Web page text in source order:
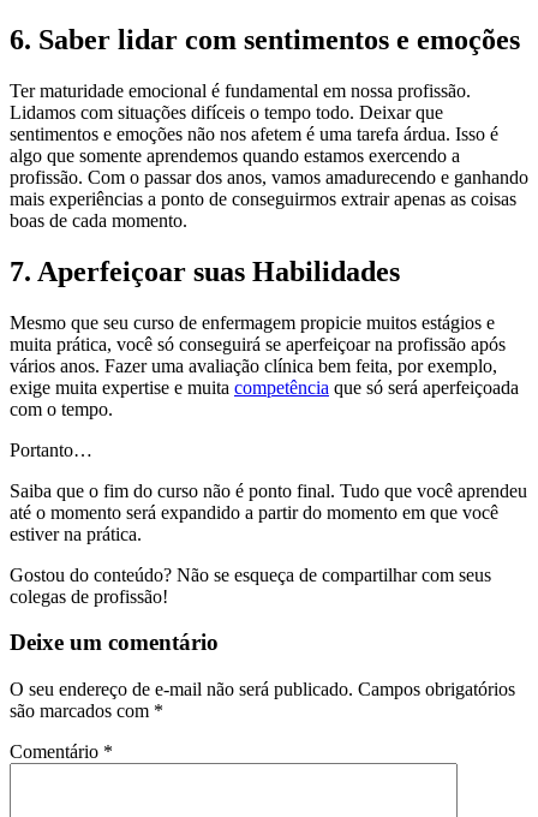
6. Saber lidar com sentimentos e emoções
Ter maturidade emocional é fundamental em nossa profissão.
Lidamos com situações difíceis o tempo todo. Deixar que
sentimentos e emoções não nos afetem é uma tarefa árdua. Isso é
algo que somente aprendemos quando estamos exercendo a
profissão. Com o passar dos anos, vamos amadurecendo e ganhando
mais experiências a ponto de conseguirmos extrair apenas as coisas
boas de cada momento.
7. Aperfeiçoar suas Habilidades
Mesmo que seu curso de enfermagem propicie muitos estágios e
muita prática, você só conseguirá se aperfeiçoar na profissão após
vários anos. Fazer uma avaliação clínica bem feita, por exemplo,
exige muita expertise e muita competência que só será aperfeiçoada
com o tempo.
Portanto…
Saiba que o fim do curso não é ponto final. Tudo que você aprendeu
até o momento será expandido a partir do momento em que você
estiver na prática.
Gostou do conteúdo? Não se esqueça de compartilhar com seus
colegas de profissão!
Deixe um comentário
O seu endereço de e-mail não será publicado. Campos obrigatórios
são marcados com *
Comentário *